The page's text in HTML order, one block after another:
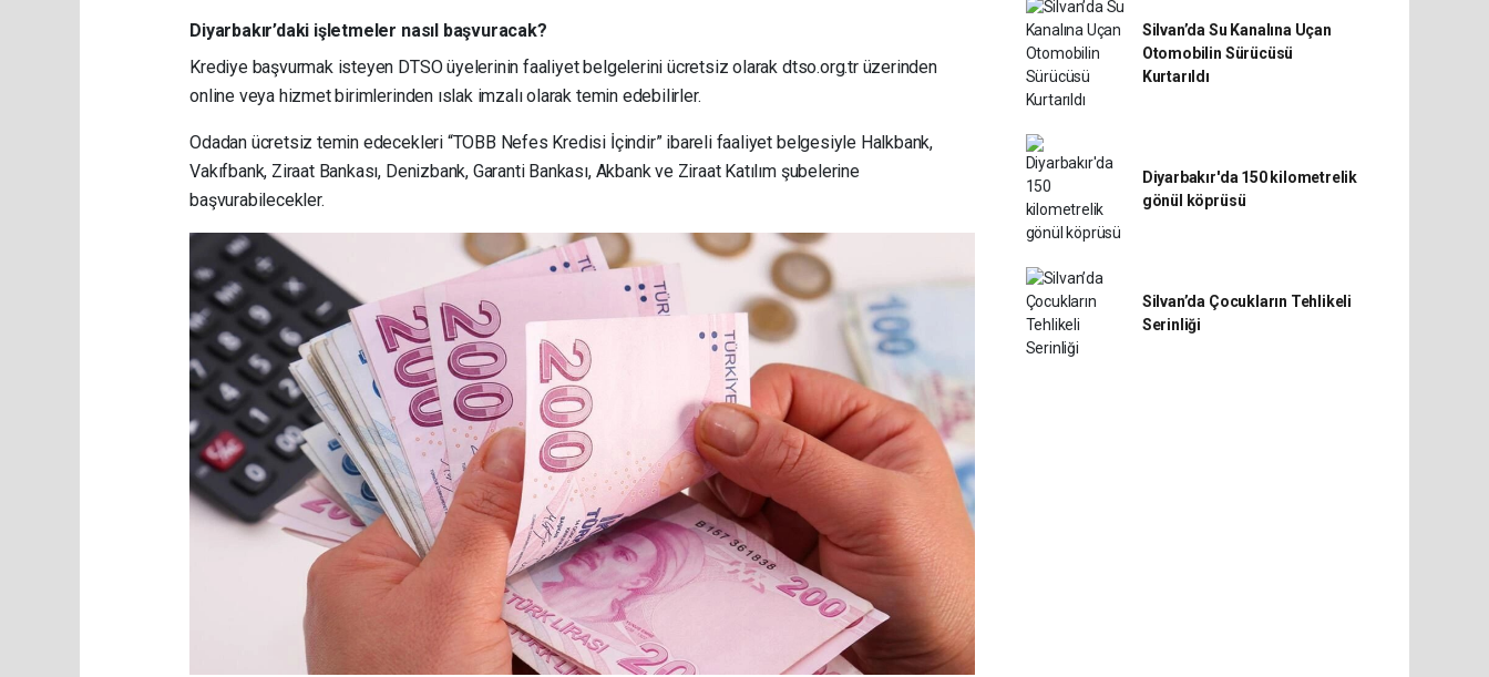
Diyarbakır’daki işletmeler nasıl başvuracak?
Krediye başvurmak isteyen DTSO üyelerinin faaliyet belgelerini ücretsiz olarak dtso.org.tr üzerinden
online veya hizmet birimlerinden ıslak imzalı olarak temin edebilirler.
Odadan ücretsiz temin edecekleri “TOBB Nefes Kredisi İçindir” ibareli faaliyet belgesiyle Halkbank,
Vakıfbank, Ziraat Bankası, Denizbank, Garanti Bankası, Akbank ve Ziraat Katılım şubelerine
başvurabilecekler.
Silvan’da Su Kanalına Uçan
Otomobilin Sürücüsü
Kurtarıldı
Diyarbakır'da 150 kilometrelik
gönül köprüsü
Silvan’da Çocukların Tehlikeli
Serinliği